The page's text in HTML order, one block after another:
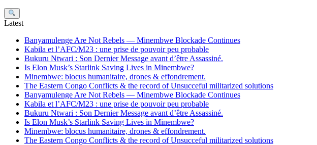
Search
Latest
Banyamulenge Are Not Rebels — Minembwe Blockade Continues
Kabila et l’AFC/M23 : une prise de pouvoir peu probable
Bukuru Ntwari : Son Dernier Message avant d’être Assassiné.
Is Elon Musk’s Starlink Saving Lives in Minembwe?
Minembwe: blocus humanitaire, drones & effondrement.
The Eastern Congo Conflicts & the record of Unsucceful militarized solutions
Banyamulenge Are Not Rebels — Minembwe Blockade Continues
Kabila et l’AFC/M23 : une prise de pouvoir peu probable
Bukuru Ntwari : Son Dernier Message avant d’être Assassiné.
Is Elon Musk’s Starlink Saving Lives in Minembwe?
Minembwe: blocus humanitaire, drones & effondrement.
The Eastern Congo Conflicts & the record of Unsucceful militarized solutions